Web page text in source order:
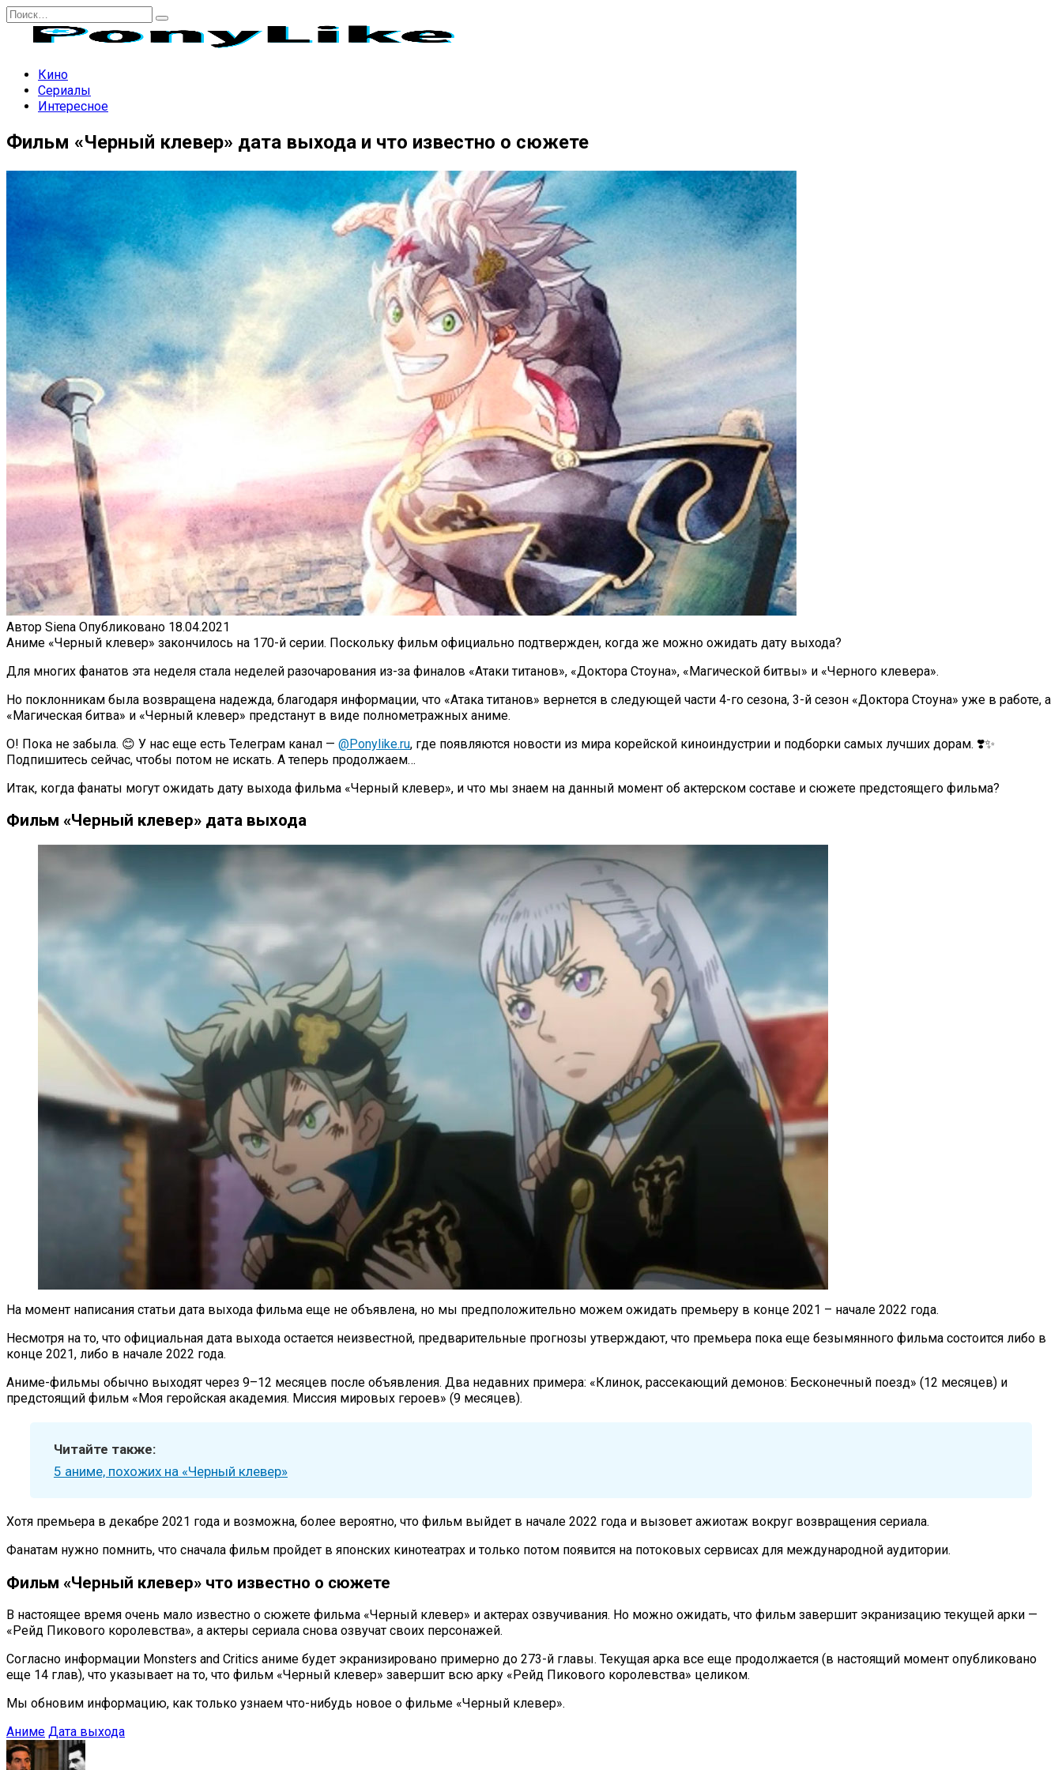
Перейти
содержанию
Search
Кино
Сериалы
Интересное
Фильм «Черный клевер» дата выхода и что известно о сюжете
Автор Siena Опубликовано 18.04.2021
Аниме «Черный клевер» закончилось на 170-й серии. Поскольку фильм официально подтвержден, когда же можно ожидать дату выхода?
Для многих фанатов эта неделя стала неделей разочарования из-за финалов «Атаки титанов», «Доктора Стоуна», «Магической битвы» и «Черного клевера».
Но поклонникам была возвращена надежда, благодаря информации, что «Атака титанов» вернется в следующей части 4-го сезона, 3-й сезон «Доктора Стоуна» уже в работе, а
«Магическая битва» и «Черный клевер» предстанут в виде полнометражных аниме.
О! Пока не забыла. 😊 У нас еще есть Телеграм канал — @Ponylike.ru, где появляются новости из мира корейской киноиндустрии и подборки самых лучших дорам. ❣️✨
Подпишитесь сейчас, чтобы потом не искать. А теперь продолжаем…
Итак, когда фанаты могут ожидать дату выхода фильма «Черный клевер», и что мы знаем на данный момент об актерском составе и сюжете предстоящего фильма?
Фильм «Черный клевер» дата выхода
На момент написания статьи дата выхода фильма еще не объявлена, но мы предположительно можем ожидать премьеру в конце 2021 – начале 2022 года.
Несмотря на то, что официальная дата выхода остается неизвестной, предварительные прогнозы утверждают, что премьера пока еще безымянного фильма состоится либо в
конце 2021, либо в начале 2022 года.
Аниме-фильмы обычно выходят через 9–12 месяцев после объявления. Два недавних примера: «Клинок, рассекающий демонов: Бесконечный поезд» (12 месяцев) и
предстоящий фильм «Моя геройская академия. Миссия мировых героев» (9 месяцев).
Читайте также:
5 аниме, похожих на «Черный клевер»
Хотя премьера в декабре 2021 года и возможна, более вероятно, что фильм выйдет в начале 2022 года и вызовет ажиотаж вокруг возвращения сериала.
Фанатам нужно помнить, что сначала фильм пройдет в японских кинотеатрах и только потом появится на потоковых сервисах для международной аудитории.
Фильм «Черный клевер» что известно о сюжете
В настоящее время очень мало известно о сюжете фильма «Черный клевер» и актерах озвучивания. Но можно ожидать, что фильм завершит экранизацию текущей арки —
«Рейд Пикового королевства», а актеры сериала снова озвучат своих персонажей.
Согласно информации Monsters and Critics аниме будет экранизировано примерно до 273-й главы. Текущая арка все еще продолжается (в настоящий момент опубликовано
еще 14 глав), что указывает на то, что фильм «Черный клевер» завершит всю арку «Рейд Пикового королевства» целиком.
Мы обновим информацию, как только узнаем что-нибудь новое о фильме «Черный клевер».
Аниме Дата выхода